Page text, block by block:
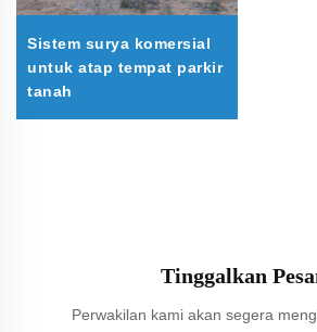
Sistem surya komersial
untuk atap tempat parkir
tanah
Tinggalkan
Perwakilan kami akan segera